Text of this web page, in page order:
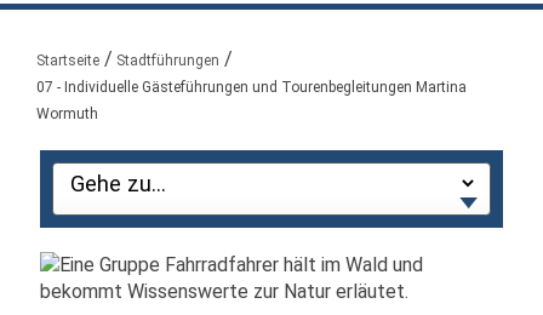
Sie sind hier:
Startseite
Stadtführungen
07 - Individuelle Gästeführungen und Tourenbegleitungen Martina
Wormuth